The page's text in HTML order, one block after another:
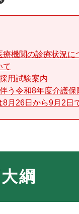
機関の診療状況に
て
用試験案内
う令和8年度介護
月26日から9月2日
綱